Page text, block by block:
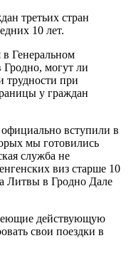
третьих стран
10 лет.
в Генеральном
Гродно, могут ли
трудности при
у граждан
вступили в
мы готовились
служба не
виз старше 10
Литвы в Гродно Дале
действующую
свои поездки в